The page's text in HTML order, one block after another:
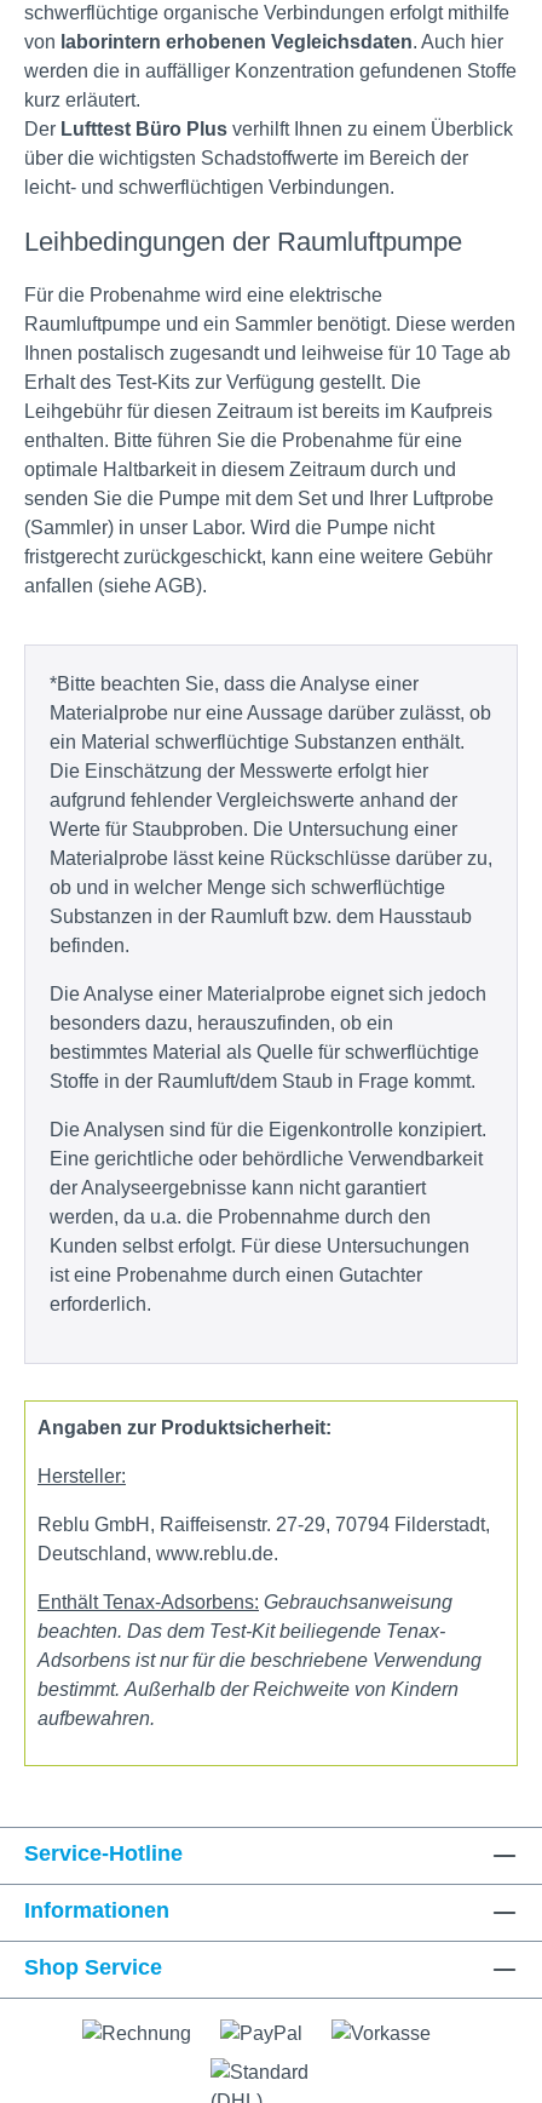
schwerflüchtige organische Verbindungen erfolgt mithilfe
von laborintern erhobenen Vegleichsdaten. Auch hier
werden die in auffälliger Konzentration gefundenen Stoffe
kurz erläutert.
Der Lufttest Büro Plus verhilft Ihnen zu einem Überblick
über die wichtigsten Schadstoffwerte im Bereich der
leicht- und schwerflüchtigen Verbindungen.
Leihbedingungen der Raumluftpumpe
Für die Probenahme wird eine elektrische
Raumluftpumpe und ein Sammler benötigt. Diese werden
Ihnen postalisch zugesandt und leihweise für 10 Tage ab
Erhalt des Test-Kits zur Verfügung gestellt. Die
Leihgebühr für diesen Zeitraum ist bereits im Kaufpreis
enthalten. Bitte führen Sie die Probenahme für eine
optimale Haltbarkeit in diesem Zeitraum durch und
senden Sie die Pumpe mit dem Set und Ihrer Luftprobe
(Sammler) in unser Labor. Wird die Pumpe nicht
fristgerecht zurückgeschickt, kann eine weitere Gebühr
anfallen (siehe AGB).
*Bitte beachten Sie, dass die Analyse einer
Materialprobe nur eine Aussage darüber zulässt, ob
ein Material schwerflüchtige Substanzen enthält.
Die Einschätzung der Messwerte erfolgt hier
aufgrund fehlender Vergleichswerte anhand der
Werte für Staubproben. Die Untersuchung einer
Materialprobe lässt keine Rückschlüsse darüber zu,
ob und in welcher Menge sich schwerflüchtige
Substanzen in der Raumluft bzw. dem Hausstaub
befinden.
Die Analyse einer Materialprobe eignet sich jedoch
besonders dazu, herauszufinden, ob ein
bestimmtes Material als Quelle für schwerflüchtige
Stoffe in der Raumluft/dem Staub in Frage kommt.
Die Analysen sind für die Eigenkontrolle konzipiert.
Eine gerichtliche oder behördliche Verwendbarkeit
der Analyseergebnisse kann nicht garantiert
werden, da u.a. die Probennahme durch den
Kunden selbst erfolgt. Für diese Untersuchungen
ist eine Probenahme durch einen Gutachter
erforderlich.
Angaben zur Produktsicherheit:
Hersteller:
Reblu GmbH, Raiffeisenstr. 27-29, 70794 Filderstadt,
Deutschland, www.reblu.de.
Enthält Tenax-Adsorbens: Gebrauchsanweisung
beachten. Das dem Test-Kit beiliegende Tenax-
Adsorbens ist nur für die beschriebene Verwendung
bestimmt. Außerhalb der Reichweite von Kindern
aufbewahren.
Service-Hotline
Informationen
Shop Service